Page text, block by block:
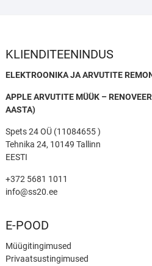
KLIENDITEENINDUS
ELEKTROONIKA JA ARVUTITE
APPLE ARVUTITE MÜÜK –
AASTA)
Spets 24 OÜ (11084655 )
Tehnika 24, 10149 Tallinn
EESTI
+372 5681 1011
info@ss20.ee
E-POOD
Müügitingimused
Privaatsustingimused